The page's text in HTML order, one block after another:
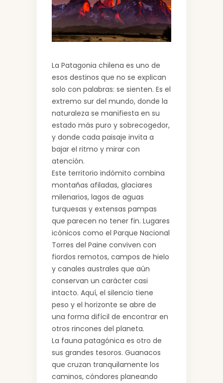
La Patagonia chilena es uno de
esos destinos que no se explican
solo con palabras: se sienten. Es el
extremo sur del mundo, donde la
naturaleza se manifiesta en su
estado más puro y sobrecogedor,
y donde cada paisaje invita a
bajar el ritmo y mirar con
atención.
Este territorio indómito combina
montañas afiladas, glaciares
milenarios, lagos de aguas
turquesas y extensas pampas
que parecen no tener fin. Lugares
icónicos como el Parque Nacional
Torres del Paine conviven con
fiordos remotos, campos de hielo
y canales australes que aún
conservan un carácter casi
intacto. Aquí, el silencio tiene
peso y el horizonte se abre de
una forma difícil de encontrar en
otros rincones del planeta.
La fauna patagónica es otro de
sus grandes tesoros. Guanacos
que cruzan tranquilamente los
caminos, cóndores planeando